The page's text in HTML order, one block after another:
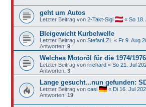
geht um Autos
Letzter Beitrag von 2-Takt-Sigi « So 18.
Bleigewicht Kurbelwelle
Letzter Beitrag von StefanLZL « Fr 9. Aug
Antworten: 9
Welches Motoröl für die 1974/
Letzter Beitrag von rrichard« So 21. Jul
Antworten: 3
Lange gesucht...nun gefunden:
Letzter Beitrag von casi « Di 16. Jul
Antworten: 19